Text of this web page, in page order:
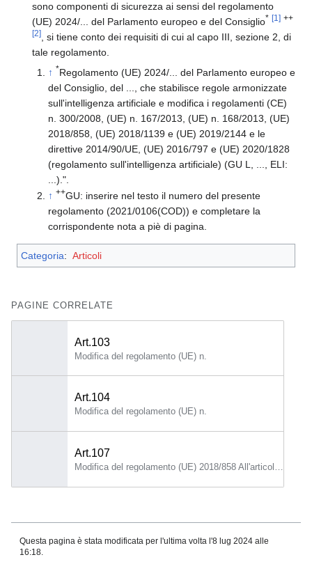
sono componenti di sicurezza ai sensi del regolamento
(UE) 2024/... del Parlamento europeo e del Consiglio* [1] ++
[2]
, si tiene conto dei requisiti di cui al capo III, sezione 2, di
tale regolamento.
↑ *Regolamento (UE) 2024/... del Parlamento europeo e
del Consiglio, del ..., che stabilisce regole armonizzate
sull'intelligenza artificiale e modifica i regolamenti (CE)
n. 300/2008, (UE) n. 167/2013, (UE) n. 168/2013, (UE)
2018/858, (UE) 2018/1139 e (UE) 2019/2144 e le
direttive 2014/90/UE, (UE) 2016/797 e (UE) 2020/1828
(regolamento sull'intelligenza artificiale) (GU L, ..., ELI:
...).".
↑ ++GU: inserire nel testo il numero del presente
regolamento (2021/0106(COD)) e completare la
corrispondente nota a piè di pagina.
Categoria: Articoli
PAGINE CORRELATE
Art.103
Modifica del regolamento (UE) n.
Art.104
Modifica del regolamento (UE) n.
Art.107
Questa pagina è stata modificata per l'ultima volta l'8 lug 2024 alle
16:18.